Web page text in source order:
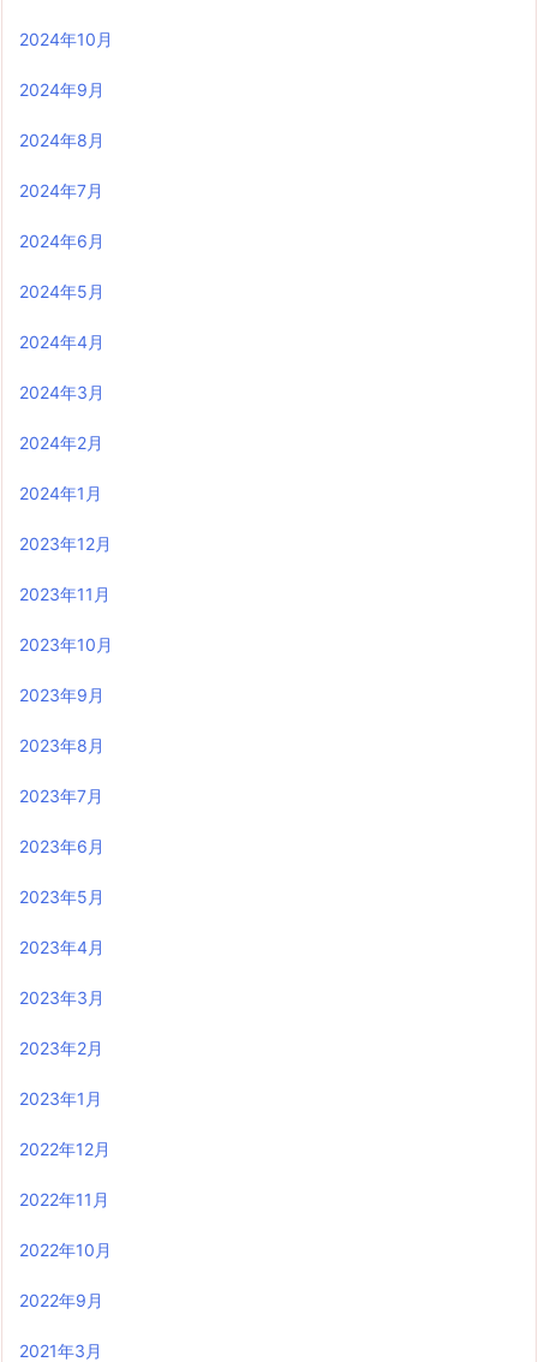
2024年10月
2024年9月
2024年8月
2024年7月
2024年6月
2024年5月
2024年4月
2024年3月
2024年2月
2024年1月
2023年12月
2023年11月
2023年10月
2023年9月
2023年8月
2023年7月
2023年6月
2023年5月
2023年4月
2023年3月
2023年2月
2023年1月
2022年12月
2022年11月
2022年10月
2022年9月
2021年3月